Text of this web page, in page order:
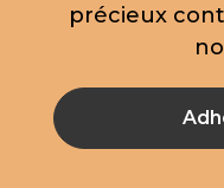
précieux